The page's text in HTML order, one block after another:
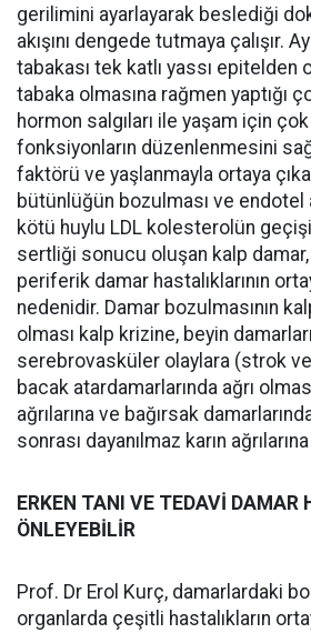
gerilimini ayarlayarak beslediği
akışını dengede tutmaya çalışır.
tabakası tek katlı yassı epitelden
tabaka olmasına rağmen yaptığı
hormon salgıları ile yaşam için
fonksiyonların düzenlenmesini
faktörü ve yaşlanmayla ortaya
bütünlüğün bozulması ve endotel
kötü huylu LDL kolesterolün
sertliği sonucu oluşan kalp
periferik damar hastalıklarının
nedenidir. Damar bozulmasının
olması kalp krizine, beyin
serebrovasküler olaylara (strok
bacak atardamarlarında ağrı
ağrılarına ve bağırsak
sonrası dayanılmaz karın
ERKEN TANI VE TEDAVİ DAMAR
ÖNLEYEBİLİR
Prof. Dr Erol Kurç, damarlardaki
organlarda çeşitli hastalıkların